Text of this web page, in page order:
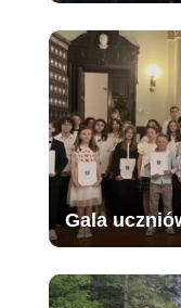
Gala